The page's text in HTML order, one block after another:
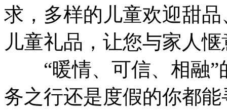
求，多样的儿童欢迎甜
儿童礼品，让您与家人
“暖情、可信、相融”
务之行还是度假的你都